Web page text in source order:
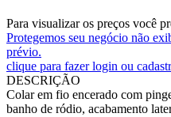
Para visualizar os preços você
Protegemos seu negócio não
prévio.
clique para fazer login ou
DESCRIÇÃO
Colar em fio encerado com
banho de ródio, acabamento